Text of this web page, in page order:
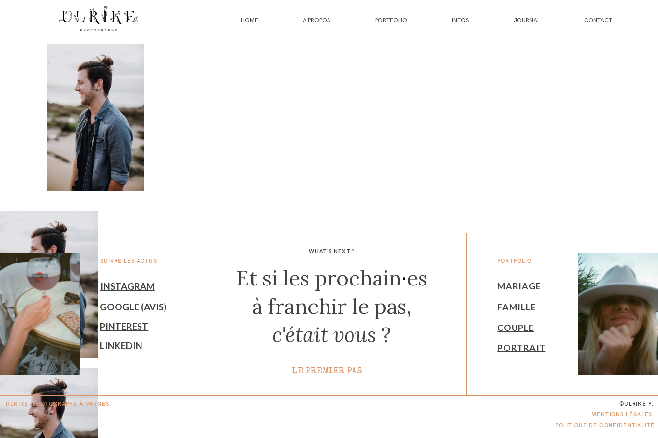
HOME A PROPOS PORTFOLIO INFOS JOURNAL CONTACT
WHAT'S NEXT ?
PORTFOLIO
SUIVRE LES ACTUS
Et si les prochain·es
à franchir le pas,
c'était vous ?
MARIAGE
INSTAGRAM
GOOGLE (AVIS)
FAMILLE
PINTEREST COUPLE
LINKEDIN PORTRAIT
LE PREMIER PAS
©ULRIKE P.
ULRIKE. PHOTOGRAPHE À VAN NES.
MENTIONS LÉGALES
POLITIQUE DE CONFIDENTIALITÉ